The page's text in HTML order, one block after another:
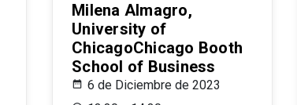
Milena Almagro,
University of
ChicagoChicago Booth
School of Business
6 de Diciembre de 2023